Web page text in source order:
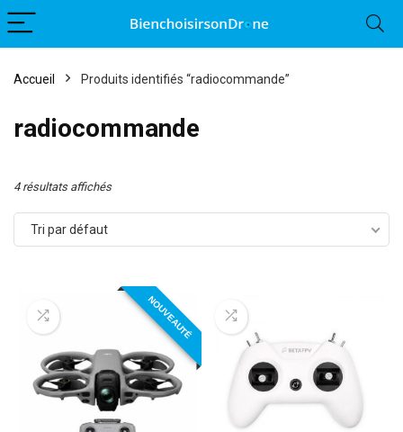
Accueil Produits identifiés “radiocommande”
radiocommande
4 résultats affichés
Tri par défaut
NOUVEAUTÉ